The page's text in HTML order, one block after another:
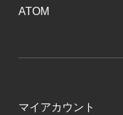
ATOM
マイアカウント